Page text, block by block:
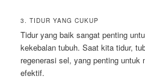
3. TIDUR YANG CUKUP
Tidur yang baik sangat penting
kekebalan tubuh. Saat kita tidur,
regenerasi sel, yang penting untuk
efektif.